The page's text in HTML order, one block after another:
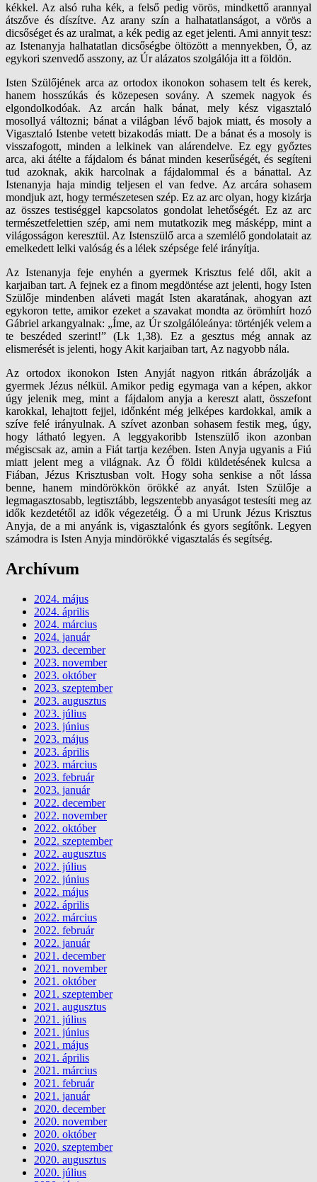
kékkel. Az alsó ruha kék, a felső pedig vörös, mindkettő arannyal
átszőve és díszítve. Az arany szín a halhatatlanságot, a vörös a
dicsőséget és az uralmat, a kék pedig az eget jelenti. Ami annyit tesz:
az Istenanyja halhatatlan dicsőségbe öltözött a mennyekben, Ő, az
egykori szenvedő asszony, az Úr alázatos szolgálója itt a földön.
Isten Szülőjének arca az ortodox ikonokon sohasem telt és kerek,
hanem hosszúkás és közepesen sovány. A szemek nagyok és
elgondolkodóak. Az arcán halk bánat, mely kész vigasztaló
mosollyá változni; bánat a világban lévő bajok miatt, és mosoly a
Vigasztaló Istenbe vetett bizakodás miatt. De a bánat és a mosoly is
visszafogott, minden a lelkinek van alárendelve. Ez egy győztes
arca, aki átélte a fájdalom és bánat minden keserűségét, és segíteni
tud azoknak, akik harcolnak a fájdalommal és a bánattal. Az
Istenanyja haja mindig teljesen el van fedve. Az arcára sohasem
mondjuk azt, hogy természetesen szép. Ez az arc olyan, hogy kizárja
az összes testiséggel kapcsolatos gondolat lehetőségét. Ez az arc
természetfelettien szép, ami nem mutatkozik meg másképp, mint a
világosságon keresztül. Az Istenszülő arca a szemlélő gondolatait az
emelkedett lelki valóság és a lélek szépsége felé irányítja.
Az Istenanyja feje enyhén a gyermek Krisztus felé dől, akit a
karjaiban tart. A fejnek ez a finom megdöntése azt jelenti, hogy Isten
Szülője mindenben aláveti magát Isten akaratának, ahogyan azt
egykoron tette, amikor ezeket a szavakat mondta az örömhírt hozó
Gábriel arkangyalnak: „Íme, az Úr szolgálóleánya: történjék velem a
te beszéded szerint!” (Lk 1,38). Ez a gesztus még annak az
elismerését is jelenti, hogy Akit karjaiban tart, Az nagyobb nála.
Az ortodox ikonokon Isten Anyját nagyon ritkán ábrázolják a
gyermek Jézus nélkül. Amikor pedig egymaga van a képen, akkor
úgy jelenik meg, mint a fájdalom anyja a kereszt alatt, összefont
karokkal, lehajtott fejjel, időnként még jelképes kardokkal, amik a
szíve felé irányulnak. A szívet azonban sohasem festik meg, úgy,
hogy látható legyen. A leggyakoribb Istenszülő ikon azonban
mégiscsak az, amin a Fiát tartja kezében. Isten Anyja ugyanis a Fiú
miatt jelent meg a világnak. Az Ő földi küldetésének kulcsa a
Fiában, Jézus Krisztusban volt. Hogy soha senkise a nőt lássa
benne, hanem mindörökkön örökké az anyát. Isten Szülője a
legmagasztosabb, legtisztább, legszentebb anyaságot testesíti meg az
idők kezdetétől az idők végezetéig. Ő a mi Urunk Jézus Krisztus
Anyja, de a mi anyánk is, vigasztalónk és gyors segítőnk. Legyen
számodra is Isten Anyja mindörökké vigasztalás és segítség.
Archívum
2024. május
2024. április
2024. március
2024. január
2023. december
2023. november
2023. október
2023. szeptember
2023. augusztus
2023. július
2023. június
2023. május
2023. április
2023. március
2023. február
2023. január
2022. december
2022. november
2022. október
2022. szeptember
2022. augusztus
2022. július
2022. június
2022. május
2022. április
2022. március
2022. február
2022. január
2021. december
2021. november
2021. október
2021. szeptember
2021. augusztus
2021. július
2021. június
2021. május
2021. április
2021. március
2021. február
2021. január
2020. december
2020. november
2020. október
2020. szeptember
2020. augusztus
2020. július